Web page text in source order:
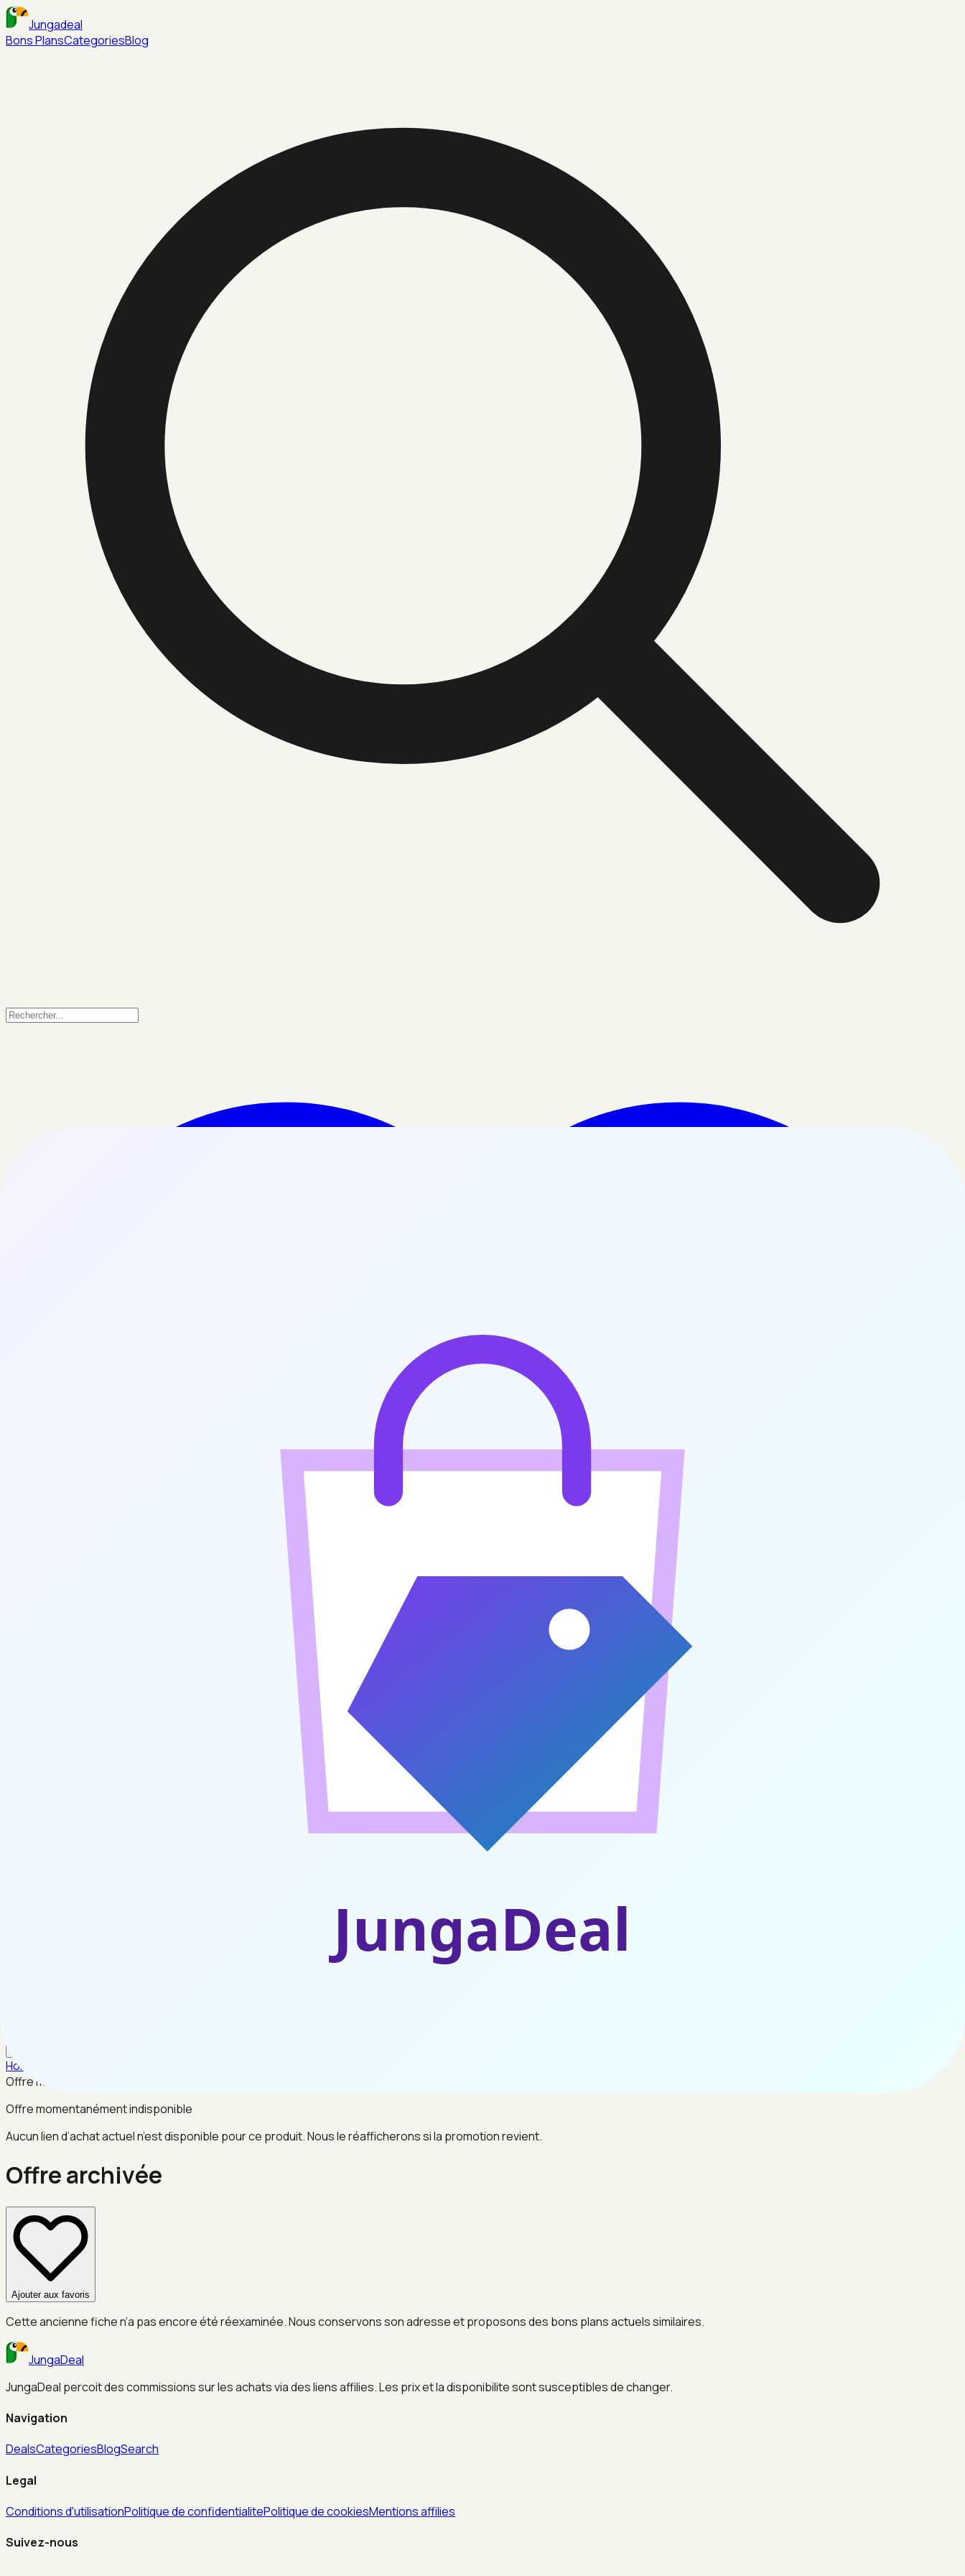
Jungadeal
Bons PlansCategoriesBlog
Home
Offre momentanément indisponible
Offre momentanément indisponible
Aucun lien d’achat actuel n’est disponible pour ce produit. Nous le réafficherons si la promotion revient.
Offre archivée
Ajouter aux favoris
Cette ancienne fiche n’a pas encore été réexaminée. Nous conservons son adresse et proposons des bons plans actuels similaires.
JungaDeal
JungaDeal percoit des commissions sur les achats via des liens affilies. Les prix et la disponibilite sont susceptibles de changer.
Navigation
DealsCategoriesBlogSearch
Legal
Conditions d'utilisationPolitique de confidentialitePolitique de cookiesMentions affilies
Suivez-nous